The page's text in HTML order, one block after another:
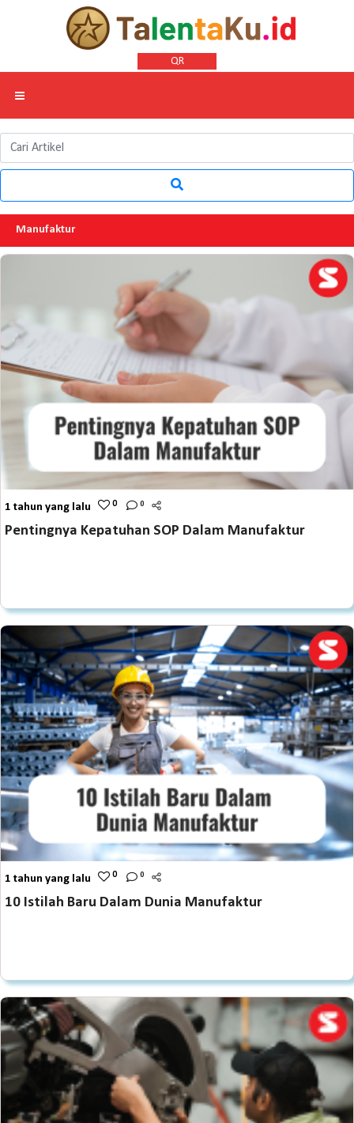
QR
Manufaktur
1 tahun yang lalu 0 0
Pentingnya Kepatuhan SOP Dalam Manufaktur
1 tahun yang lalu 0 0
10 Istilah Baru Dalam Dunia Manufaktur